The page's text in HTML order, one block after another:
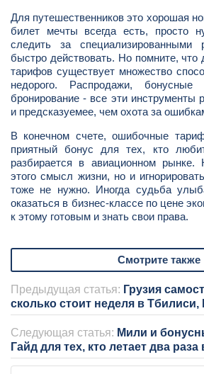
Для путешественников это хорошая
билет мечты всегда есть, просто
следить за специализированными
быстро действовать. Но помните,
тарифов существует множество
недорого. Распродажи, бонусные
бронирование - все эти инструменты
и предсказуемее, чем охота за
В конечном счете, ошибочные
приятный бонус для тех, кто
разбирается в авиационном
этого смысл жизни, но и
тоже не нужно. Иногда судьба
оказаться в бизнес-классе по цене
к этому готовым и знать свои права.
Смотрите также
Предыдущая статья: Грузия
сколько стоит неделя в Тбилиси,
Следующая статья: Мили и
Гайд для тех, кто летает два раза